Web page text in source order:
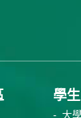
學
大